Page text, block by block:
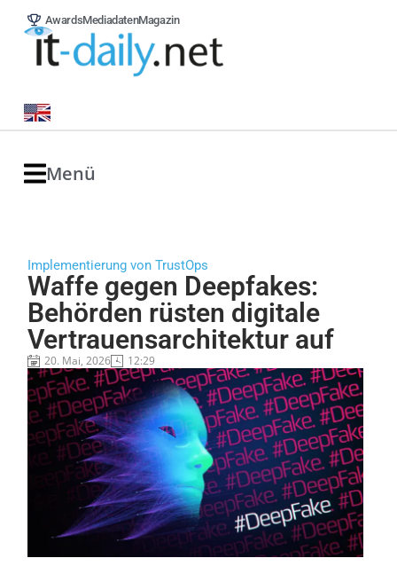
AwardsMediadatenMagazin
Menü
Implementierung von TrustOps
Waffe gegen Deepfakes:
Behörden rüsten digitale
Vertrauensarchitektur auf
20. Mai, 2026 12:29